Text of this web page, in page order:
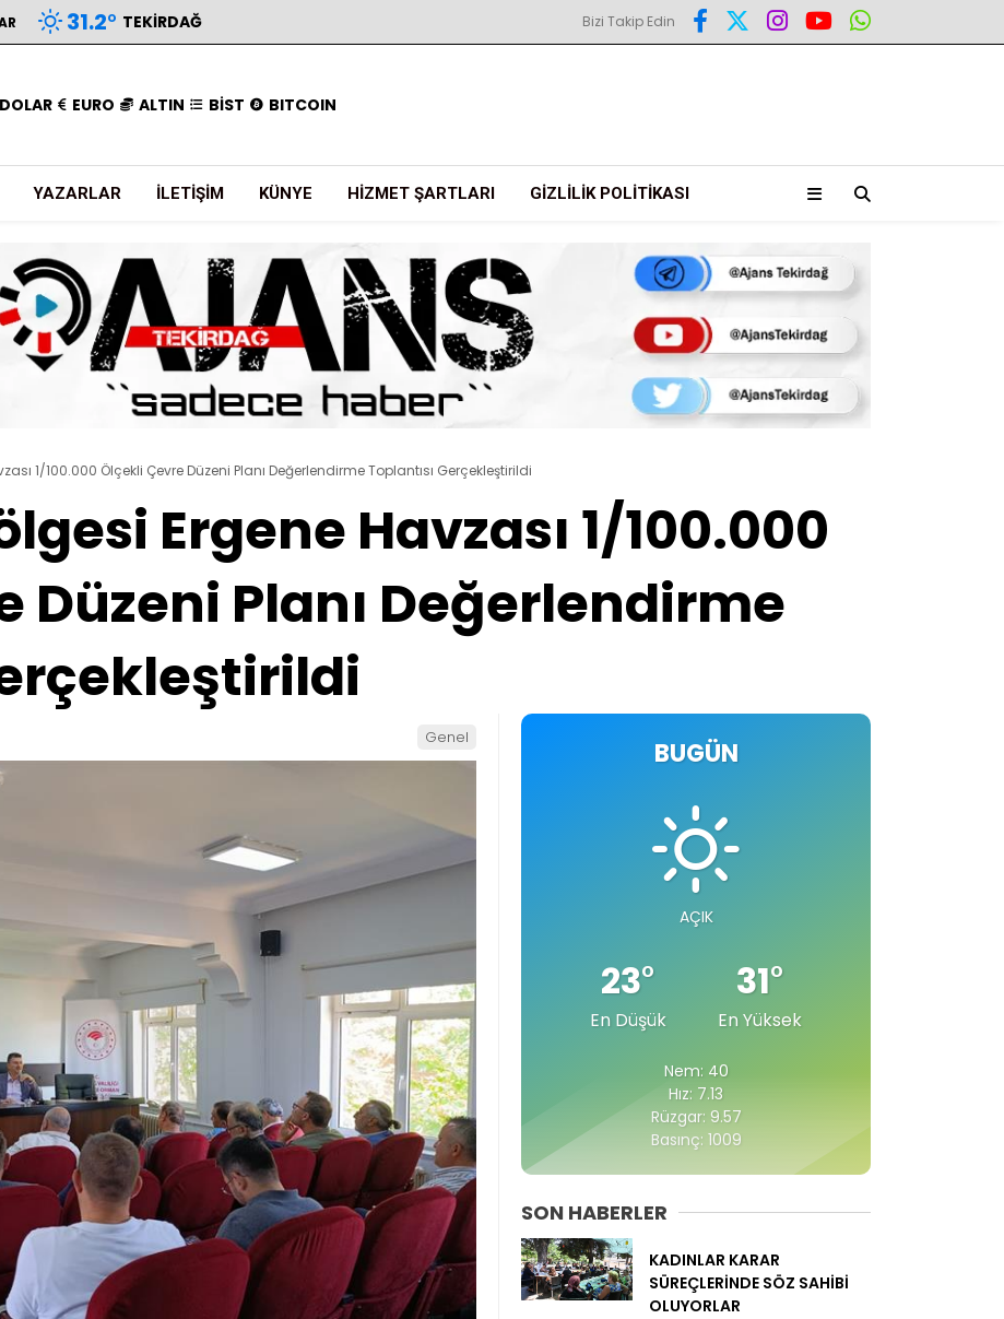
31.2° TEKIRDAĞ Bizi Takip Edin
DOLAR EURO ALTIN BİST BITCOIN
YAZARLAR İLETIŞIM KÜNYE HIZMET ŞARTLARI GIZLILIK POLITIKASI
1/100.000 Ölçekli Çevre Düzeni Planı Değerlendirme Toplantısı Gerçekleştirildi
Ergene Havzası 1/100.000
Düzeni Planı Değerlendirme
Genel BUGÜN
AÇIK
23°
En Düşük
31°
En Yüksek
Nem: 40
Hız: 7.13
Rüzgar: 9.57
Basınç: 1009
SON HABERLER
KADINLAR KARAR
SÜREÇLERİNDE SÖZ SAHİBİ
OLUYORLAR